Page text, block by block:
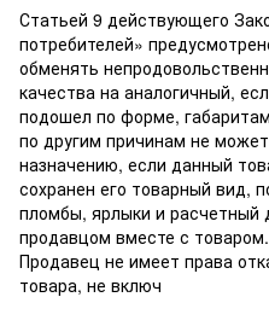
Статьей 9 действующего
потребителей»
обменять
качества на аналогичный,
подошел по форме,
по другим причинам не
назначению, если данный
сохранен его товарный вид,
пломбы, ярлыки и расчетный
продавцом вместе с товаром.
Продавец не имеет права
товара, не включ